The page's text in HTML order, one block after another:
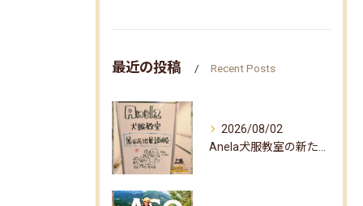
最近の投稿 Recent Posts
2026/08/02